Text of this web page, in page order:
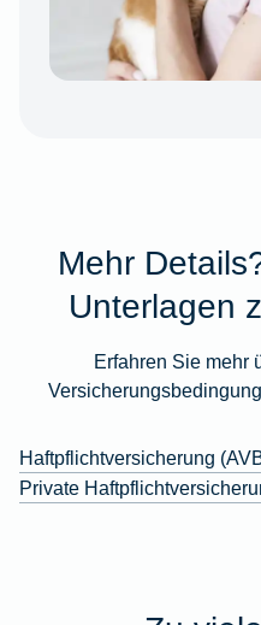
Mehr
Unterlagen
Erfahren Sie mehr
Haftpflichtversicherung
Private